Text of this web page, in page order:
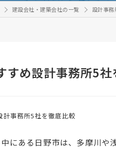
建設会社・建築会社の一覧 設計事
すめ設計事務所5
にある日野市は、多摩川や